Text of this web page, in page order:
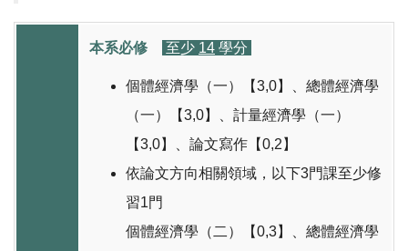
本系必修 至少 14 學分
個體經濟學（一）【3,0】、總體經濟學
（一）【3,0】、計量經濟學（一）
【3,0】、論文寫作【0,2】
依論文方向相關領域，以下3門課至少修
習1門
個體經濟學（二）【0,3】、總體經濟學